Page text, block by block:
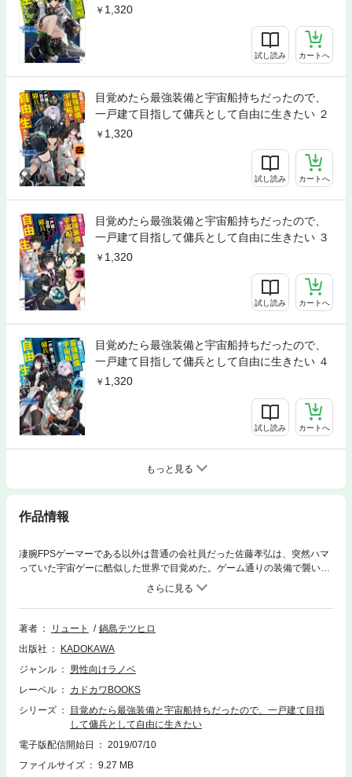
1,320
試し読み カートへ
目覚めたら最強装備と宇宙船持ちだったので、
一戸建て目指して傭兵として自由に生きたい ２
1,320
試し読み カートへ
目覚めたら最強装備と宇宙船持ちだったので、
一戸建て目指して傭兵として自由に生きたい ３
1,320
試し読み カートへ
目覚めたら最強装備と宇宙船持ちだったので、
一戸建て目指して傭兵として自由に生きたい ４
1,320
試し読み カートへ
もっと見る
作品情報
凄腕FPSゲーマーである以外は普通の会社員だった佐藤孝弘は、突然ハマ
っていた宇宙ゲーに酷似した世界で目覚めた。ゲーム通りの装備で襲い来
る賊もワンパン、無一文の美少女を救い出し……傭兵ヒロの冒険始まる！
著者 リュート
鍋島テツヒロ
出版社
KADOKAWA
ジャンル
男性向けラノベ
レーベル
カドカワBOOKS
シリーズ
目覚めたら最強装備と宇宙船持ちだったので、一戸建て目指
して傭兵として自由に生きたい
電子版配信開始日
2019/07/10
ファイルサイズ
9.27 MB